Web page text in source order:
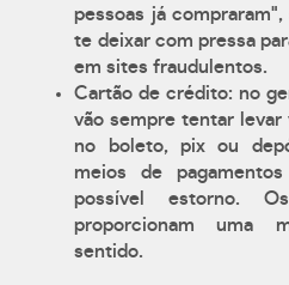
pessoas já
te deixar com pressa
em sites fraudulentos.
Cartão de crédito: no
vão sempre tentar levar
no boleto, pix ou
meios de
possível estorno.
proporcionam uma
sentido.